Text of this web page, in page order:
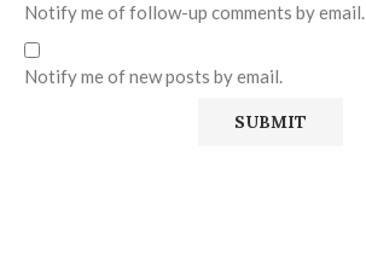
Notify me of follow-up comments by email.
Notify me of new posts by email.